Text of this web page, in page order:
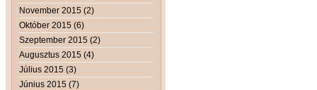
November 2015 (2)
Október 2015 (6)
Szeptember 2015 (2)
Augusztus 2015 (4)
Július 2015 (3)
Június 2015 (7)